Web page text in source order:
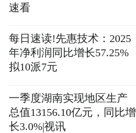
速看
每日速读!先惠技术：2025
年净利润同比增长57.25%
拟10派7元
一季度湖南实现地区生产
总值13156.10亿元，同比增
长3.0%|视讯